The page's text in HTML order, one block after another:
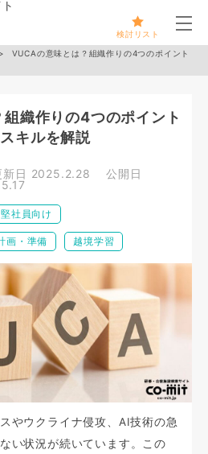
検討リスト
メ
VUCAの意味とは？組織作りの4つのポイント
織作りの4つのポイント
キルを解説
日 2025.2.28
公開日
社員向け
画・準備 越境学習
やウクライナ侵攻、AI技術の急
い状況が続いています。この